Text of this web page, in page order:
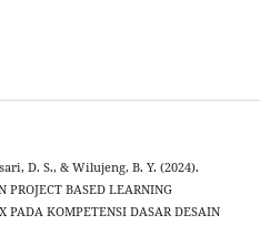
D. S., & Wilujeng, B. Y. (2024).
PROJECT BASED LEARNING
PADA KOMPETENSI DASAR DESAIN